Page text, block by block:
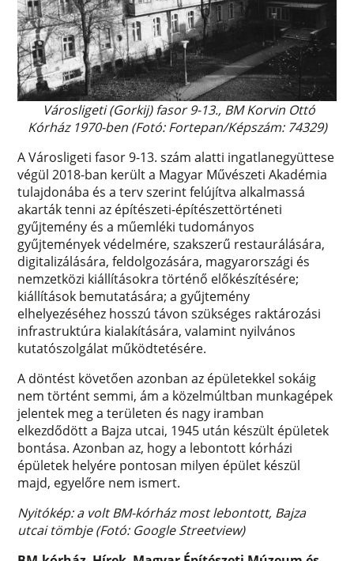
Városligeti (Gorkij) fasor 9-13., BM Korvin Ottó
Kórház 1970-ben (Fotó: Fortepan/Képszám: 74329)
A Városligeti fasor 9-13. szám alatti ingatlanegyüttese
végül 2018-ban került a Magyar Művészeti Akadémia
tulajdonába és a terv szerint felújítva alkalmassá
akarták tenni az építészeti-építészettörténeti
gyűjtemény és a műemléki tudományos
gyűjtemények védelmére, szakszerű restaurálására,
digitalizálására, feldolgozására, magyarországi és
nemzetközi kiállításokra történő előkészítésére;
kiállítások bemutatására; a gyűjtemény
elhelyezéséhez hosszú távon szükséges raktározási
infrastruktúra kialakítására, valamint nyilvános
kutatószolgálat működtetésére.
A döntést követően azonban az épületekkel sokáig
nem történt semmi, ám a közelmúltban munkagépek
jelentek meg a területen és nagy iramban
elkezdődött a Bajza utcai, 1945 után készült épületek
bontása. Azonban az, hogy a lebontott kórházi
épületek helyére pontosan milyen épület készül
majd, egyelőre nem ismert.
Nyitókép: a volt BM-kórház most lebontott, Bajza
utcai tömbje (Fotó: Google Streetview)